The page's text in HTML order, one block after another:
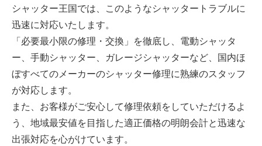
シャッター王国では、このようなシャッタートラブルに
迅速に対応いたします。
「必要最小限の修理・交換」を徹底し、電動シャッタ
ー、手動シャッター、ガレージシャッターなど、国内ほ
ぼすべてのメーカーのシャッター修理に熟練のスタッフ
が対応します。
また、お客様がご安心して修理依頼をしていただけるよ
う、地域最安値を目指した適正価格の明朗会計と迅速な
出張対応を心がけています。